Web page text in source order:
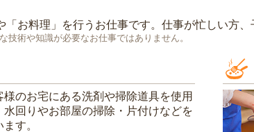
「 お料理 」を行うお仕事です。仕事が忙しい方
技術や知識が必要なお仕事ではありません。
様のお宅にある洗剤や掃除道具を使用
水回りやお部屋の掃除・片付けなどを
す。